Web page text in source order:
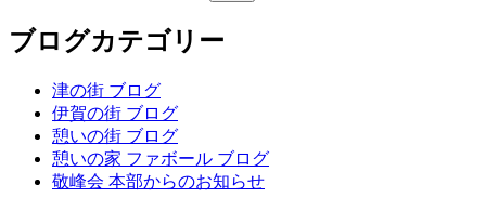
ブログカテゴリー
津の街 ブログ
伊賀の街 ブログ
憩いの街 ブログ
憩いの家 ファボール ブログ
敬峰会 本部からのお知らせ